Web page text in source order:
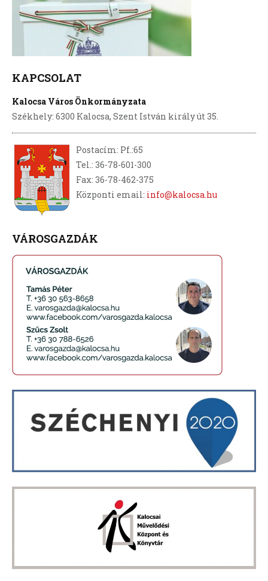
KAPCSOLAT
Kalocsa Város Önkormányzata
Székhely: 6300 Kalocsa, Szent István király út 35.
Postacím: Pf.:65
Tel.: 36-78-601-300
Fax: 36-78-462-375
Központi email: info@kalocsa.hu
VÁROSGAZDÁK